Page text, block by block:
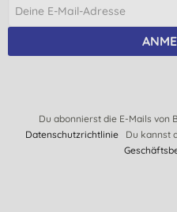
Du abonnierst die E-Mails von
DatenschutzrichtlinieDu kannst